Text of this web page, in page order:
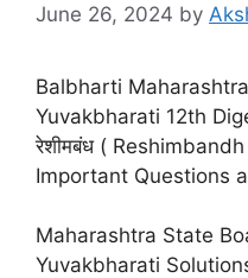
June 26, 2024 by
Balbharti
Yuvakbharati 12th
रेशीमबंध (
Important Questions
Maharashtra State
Yuvakbharati